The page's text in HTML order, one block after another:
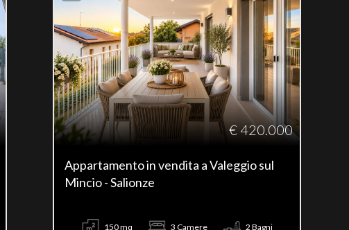
€ 420.000
Appartamento in vendita a Valeggio sul
Mincio - Salionze
150 mq 3 Camere 2 Bagni